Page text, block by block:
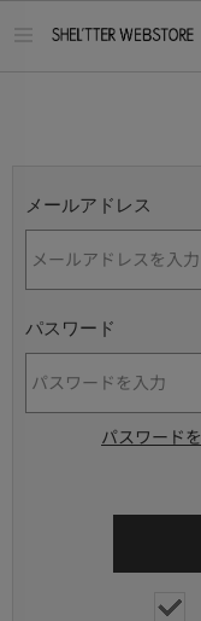
メールアドレス
パスワード
パスワード